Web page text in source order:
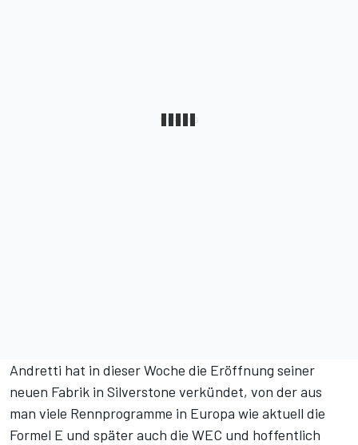
Andretti hat in dieser Woche die Eröffnung seiner
neuen Fabrik in Silverstone verkündet, von der aus
man viele Rennprogramme in Europa wie aktuell die
Formel E und später auch die WEC und hoffentlich